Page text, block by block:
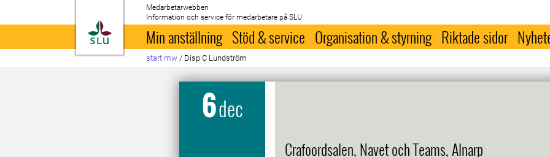
Till startsida
Medarbetarwebben
Information och service för medarbetare på SLU
Min anställning Stöd & service Organisation & styrning Riktade sidor
start mw / Disp C Lundström
6dec
Crafoordsalen, Navet och Teams, Alnarp